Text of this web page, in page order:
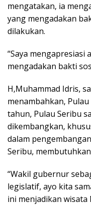
mengatakan, ia
yang mengadakan
dilakukan.
“Saya mengapresiasi
mengadakan bakti
H,Muhammad Idris,
menambahkan,
tahun, Pulau Seribu
dikembangkan,
dalam
Seribu,
“Wakil gubernur
legislatif, ayo kita
ini menjadikan wisata